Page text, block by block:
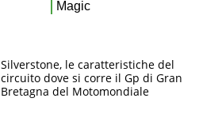
Silverstone, le caratteristiche del
circuito dove si corre il Gp di Gran
Bretagna del Motomondiale